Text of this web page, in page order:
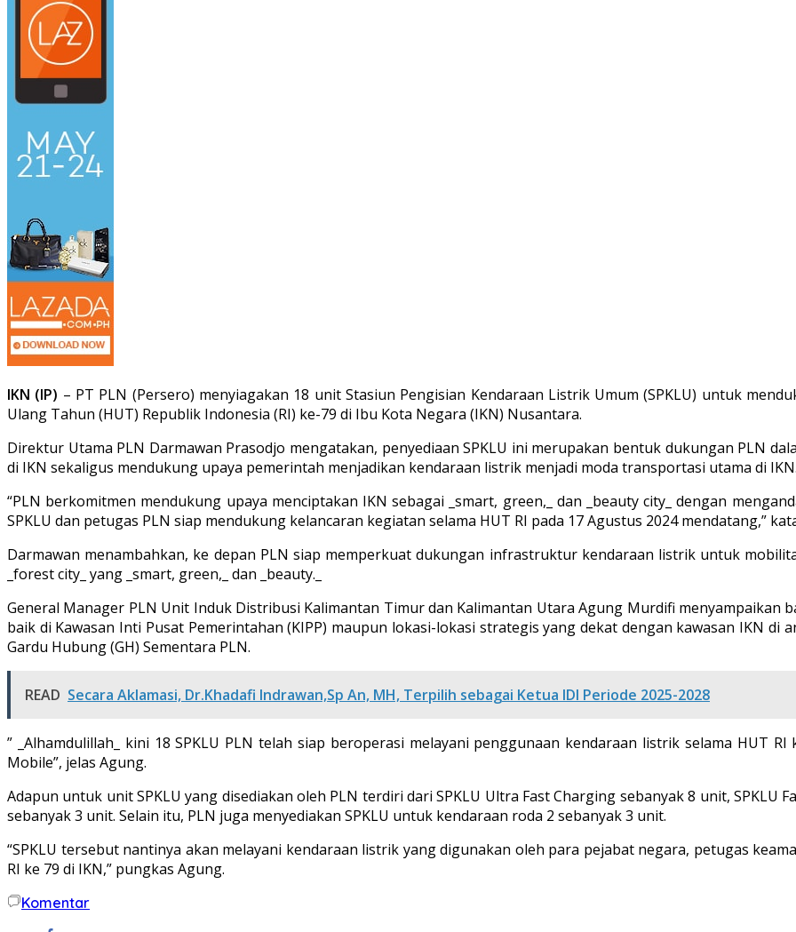
IKN (IP) – PT PLN (Persero) menyiagakan 18 unit Stasiun Pengisian Kendaraan Listrik Umum (SPKLU) untuk
Ulang Tahun (HUT) Republik Indonesia (RI) ke-79 di Ibu Kota Negara (IKN) Nusantara.
Direktur Utama PLN Darmawan Prasodjo mengatakan, penyediaan SPKLU ini merupakan bentuk dukungan PLN
di IKN sekaligus mendukung upaya pemerintah menjadikan kendaraan listrik menjadi moda transportasi utama di
“PLN berkomitmen mendukung upaya menciptakan IKN sebagai _smart, green,_ dan _beauty city_ dengan
SPKLU dan petugas PLN siap mendukung kelancaran kegiatan selama HUT RI pada 17 Agustus 2024 mendatang,”
Darmawan menambahkan, ke depan PLN siap memperkuat dukungan infrastruktur kendaraan listrik untuk
_forest city_ yang _smart, green,_ dan _beauty._
General Manager PLN Unit Induk Distribusi Kalimantan Timur dan Kalimantan Utara Agung Murdifi menyampaikan
baik di Kawasan Inti Pusat Pemerintahan (KIPP) maupun lokasi-lokasi strategis yang dekat dengan kawasan IKN di
Gardu Hubung (GH) Sementara PLN.
READ Secara Aklamasi, Dr.Khadafi Indrawan,Sp An, MH, Terpilih sebagai Ketua IDI Periode 2025-2028
” _Alhamdulillah_ kini 18 SPKLU PLN telah siap beroperasi melayani penggunaan kendaraan listrik selama HUT
Mobile”, jelas Agung.
Adapun untuk unit SPKLU yang disediakan oleh PLN terdiri dari SPKLU Ultra Fast Charging sebanyak 8 unit, SPKLU
sebanyak 3 unit. Selain itu, PLN juga menyediakan SPKLU untuk kendaraan roda 2 sebanyak 3 unit.
“SPKLU tersebut nantinya akan melayani kendaraan listrik yang digunakan oleh para pejabat negara, petugas
RI ke 79 di IKN,” pungkas Agung.
Komentar